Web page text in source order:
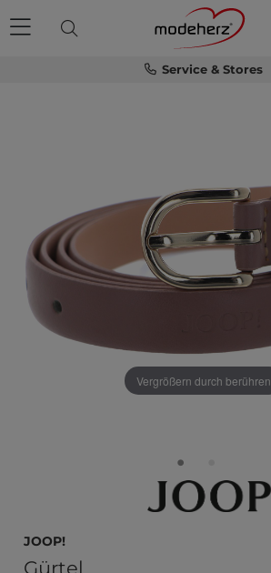
Service & Stores
Vergrößern durch berühren
JOOP!
Gürtel